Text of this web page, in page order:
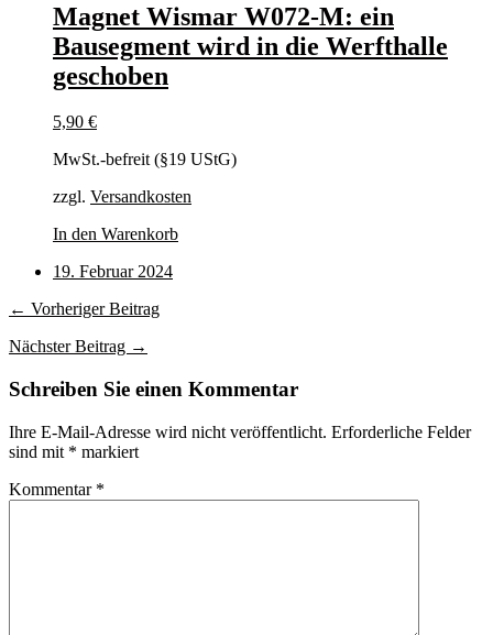
Magnet Wismar W072-M: ein
Bausegment wird in die Werfthalle
geschoben
5,90 €
MwSt.-befreit (§19 UStG)
zzgl. Versandkosten
In den Warenkorb
19. Februar 2024
← Vorheriger Beitrag
Nächster Beitrag →
Schreiben Sie einen Kommentar
Ihre E-Mail-Adresse wird nicht veröffentlicht. Erforderliche Felder
sind mit * markiert
Kommentar *